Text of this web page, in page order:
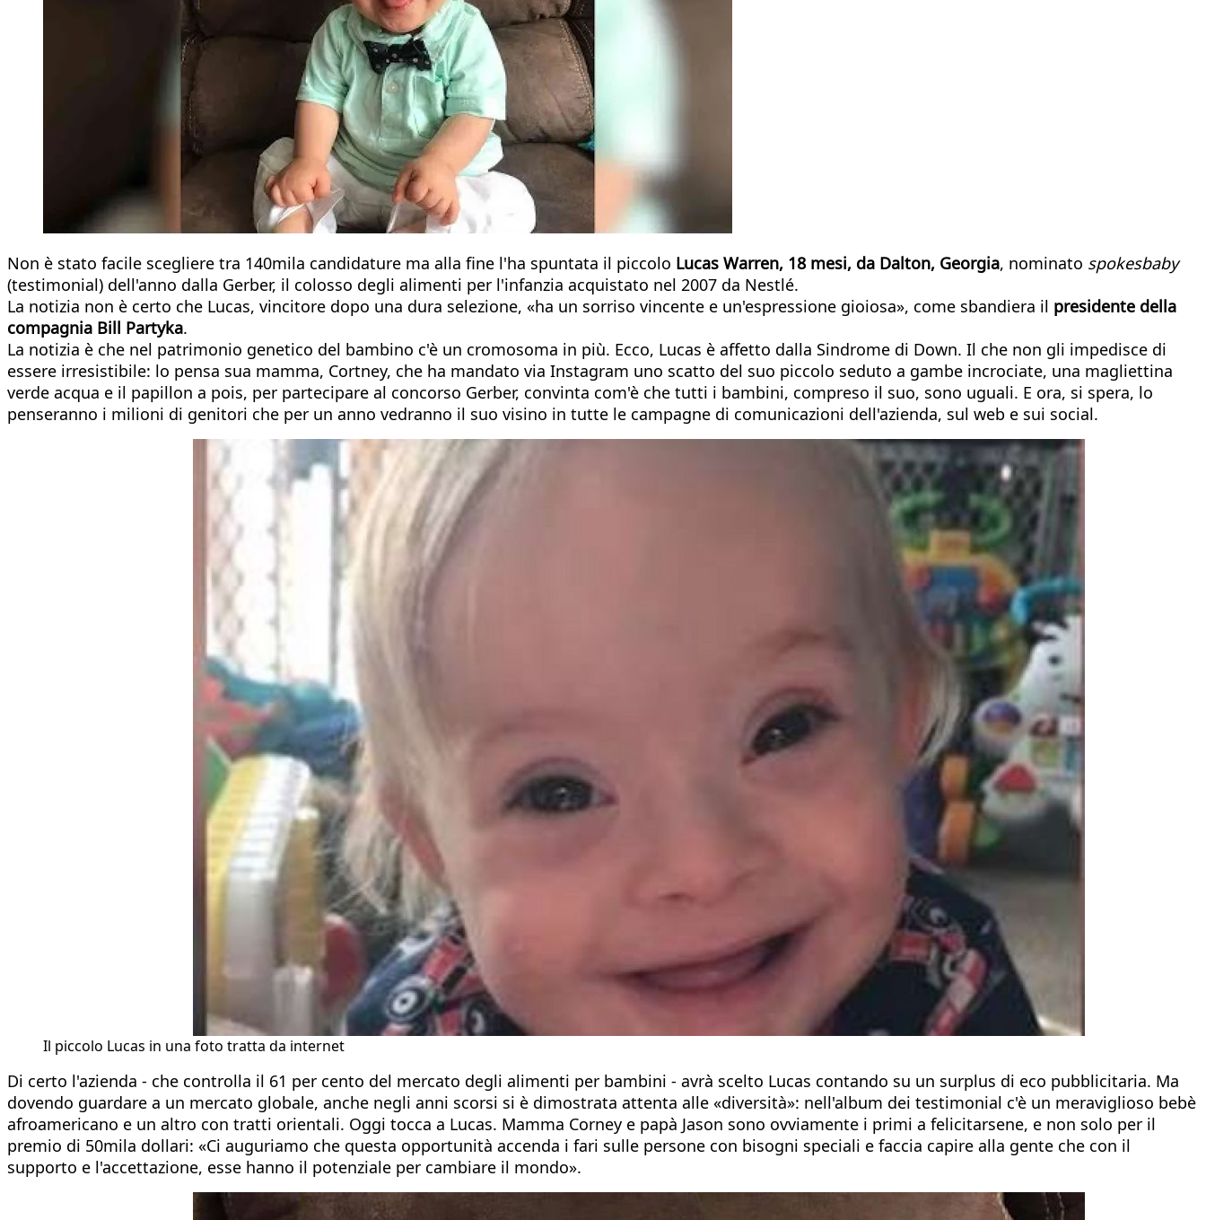
Non è stato facile scegliere tra 140mila candidature ma alla fine l'ha spuntata il piccolo Lucas Warren, 18 mesi, da Dalton, Georgia, nominato spokesbaby
(testimonial) dell'anno dalla Gerber, il colosso degli alimenti per l'infanzia acquistato nel 2007 da Nestlé.
La notizia non è certo che Lucas, vincitore dopo una dura selezione, «ha un sorriso vincente e un'espressione gioiosa», come sbandiera il presidente della
compagnia Bill Partyka.
La notizia è che nel patrimonio genetico del bambino c'è un cromosoma in più. Ecco, Lucas è affetto dalla Sindrome di Down. Il che non gli impedisce di
essere irresistibile: lo pensa sua mamma, Cortney, che ha mandato via Instagram uno scatto del suo piccolo seduto a gambe incrociate, una magliettina
verde acqua e il papillon a pois, per partecipare al concorso Gerber, convinta com'è che tutti i bambini, compreso il suo, sono uguali. E ora, si spera, lo
penseranno i milioni di genitori che per un anno vedranno il suo visino in tutte le campagne di comunicazioni dell'azienda, sul web e sui social.
Il piccolo Lucas in una foto tratta da internet
Di certo l'azienda - che controlla il 61 per cento del mercato degli alimenti per bambini - avrà scelto Lucas contando su un surplus di eco pubblicitaria. Ma
dovendo guardare a un mercato globale, anche negli anni scorsi si è dimostrata attenta alle «diversità»: nell'album dei testimonial c'è un meraviglioso bebè
afroamericano e un altro con tratti orientali. Oggi tocca a Lucas. Mamma Corney e papà Jason sono ovviamente i primi a felicitarsene, e non solo per il
premio di 50mila dollari: «Ci auguriamo che questa opportunità accenda i fari sulle persone con bisogni speciali e faccia capire alla gente che con il
supporto e l'accettazione, esse hanno il potenziale per cambiare il mondo».